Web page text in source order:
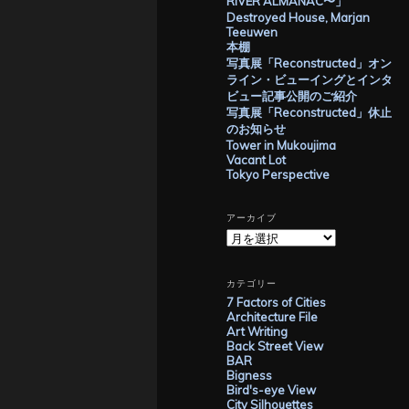
Destroyed House, Marjan
Teeuwen
本棚
写真展「Reconstructed」オン
ライン・ビューイングとインタ
ビュー記事公開のご紹介
写真展「Reconstructed」休止
のお知らせ
Tower in Mukoujima
Vacant Lot
Tokyo Perspective
アーカイブ
ア
ー
イ
ブ
カテゴリー
7 Factors of Cities
Architecture File
Art Writing
Back Street View
BAR
Bigness
Bird's-eye View
City Silhouettes